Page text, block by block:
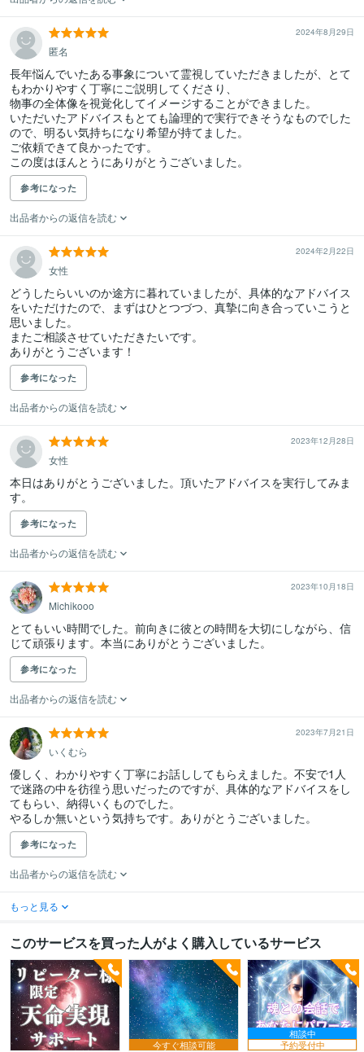
2024年8月29日
匿名
長年悩んでいたある事象について霊視していただきましたが、とて
もわかりやすく丁寧にご説明してくださり、
物事の全体像を視覚化してイメージすることができました。
いただいたアドバイスもとても論理的で実行できそうなものでした
ので、明るい気持ちになり希望が持てました。
ご依頼できて良かったです。
この度はほんとうにありがとうございました。
参考になった
出品者からの返信を読む
2024年2月22日
女性
どうしたらいいのか途方に暮れていましたが、具体的なアドバイス
をいただけたので、まずはひとつづつ、真摯に向き合っていこうと
思いました。
またご相談させていただきたいです。
ありがとうございます！
参考になった
出品者からの返信を読む
2023年12月28日
女性
本日はありがとうございました。頂いたアドバイスを実行してみま
す。
参考になった
出品者からの返信を読む
2023年10月18日
Michikooo
とてもいい時間でした。前向きに彼との時間を大切にしながら、信
じて頑張ります。本当にありがとうございました。
参考になった
出品者からの返信を読む
2023年7月21日
いくむら
優しく、わかりやすく丁寧にお話ししてもらえました。不安で1人
で迷路の中を彷徨う思いだったのですが、具体的なアドバイスをし
てもらい、納得いくものでした。
やるしか無いという気持ちです。ありがとうございました。
参考になった
出品者からの返信を読む
もっと見る
このサービスを買った人がよく購入しているサービス
今すぐ相談可能
相談中
予約受付中